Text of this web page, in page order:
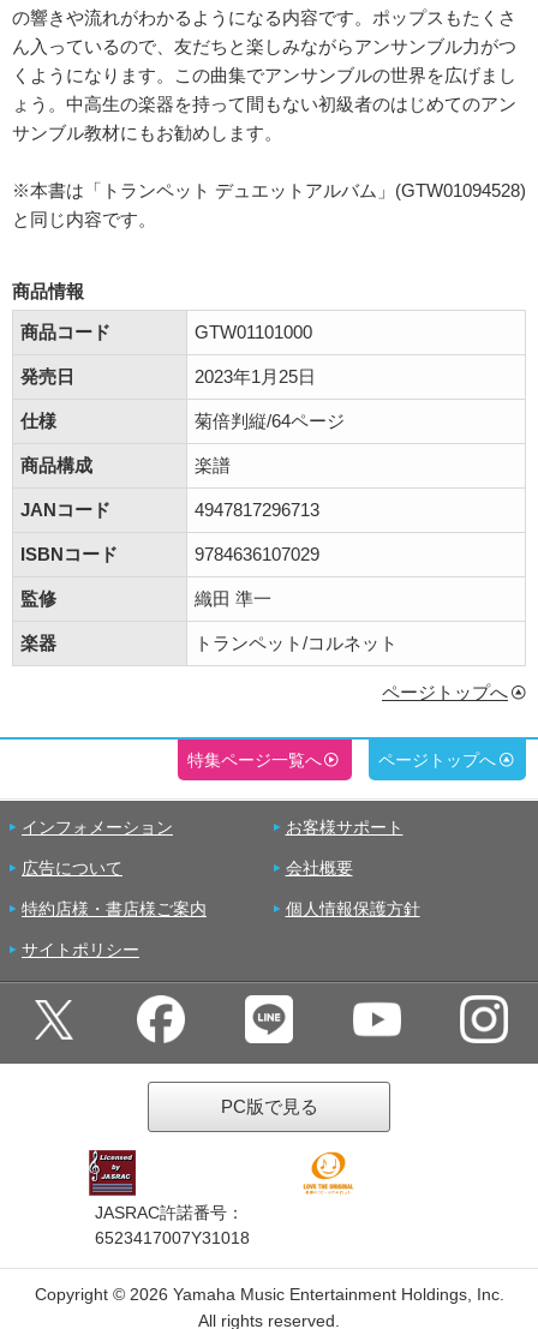
の響きや流れがわかるようになる内容です。ポップスもたくさ
ん入っているので、友だちと楽しみながらアンサンブル力がつ
くようになります。この曲集でアンサンブルの世界を広げまし
ょう。中高生の楽器を持って間もない初級者のはじめてのアン
サンブル教材にもお勧めします。
※本書は「トランペット デュエットアルバム」(GTW01094528)
と同じ内容です。
商品情報
商品コード
GTW01101000
発売日 2023年1月25日
仕様 菊倍判縦/64ページ
商品構成 楽譜
JANコード 4947817296713
ISBNコード 9784636107029
監修 織田 準一
楽器 トランペット/コルネット
ページトップへ
特集ページ一覧へ ページトップへ
インフォメーション お客様サポート
広告について 会社概要
特約店様・書店様ご案内 個人情報保護方針
サイトポリシー
PC版で見る
JASRAC許諾番号：
6523417007Y31018
Copyright © 2026 Yamaha Music Entertainment Holdings, Inc.
All rights reserved.